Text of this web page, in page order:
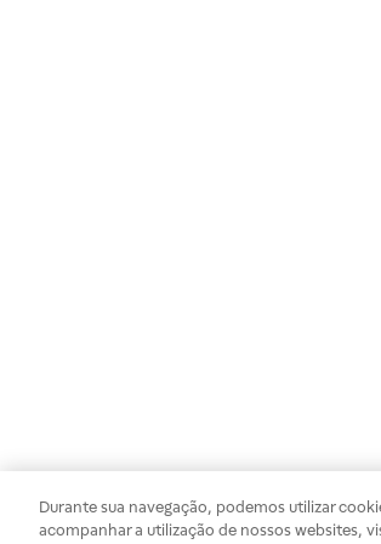
Durante sua navegação, podemos utilizar
acompanhar a utilização de nossos websites,